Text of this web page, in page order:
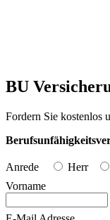
BU
Fordern Sie kostenlos
Anrede Herr
Vorname